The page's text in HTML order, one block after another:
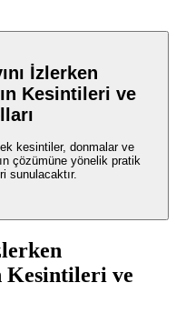
İzlerken
Kesintileri ve
kesintiler, donmalar ve
çözümüne yönelik pratik
sunulacaktır.
Kesintileri ve